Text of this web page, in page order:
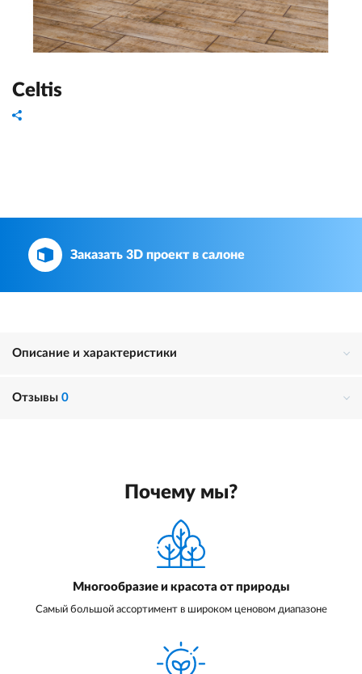
Celtis
Заказать 3D проект в салоне
Описание и характеристики
Отзывы 0
Почему мы?
Многообразие и красота от природы
Самый большой ассортимент в широком ценовом диапазоне